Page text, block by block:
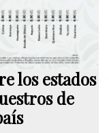
los estados
de